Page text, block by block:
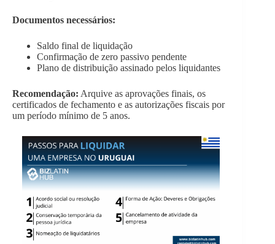
Documentos necessários:
Saldo final de liquidação
Confirmação de zero passivo pendente
Plano de distribuição assinado pelos liquidantes
Recomendação: Arquive as aprovações finais, os
certificados de fechamento e as autorizações fiscais por
um período mínimo de 5 anos.